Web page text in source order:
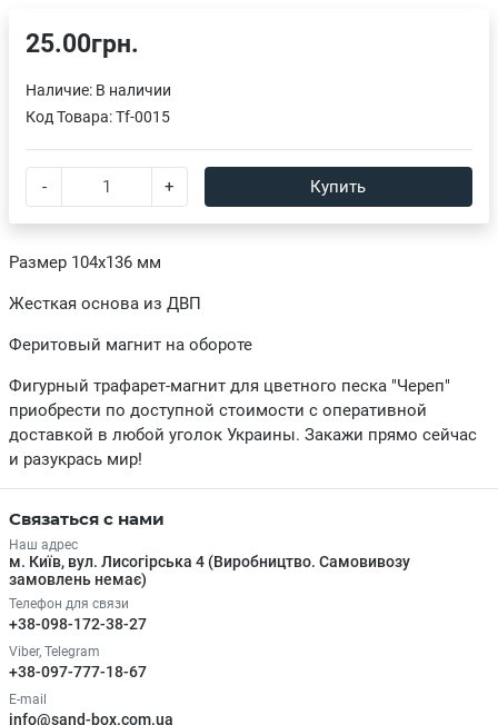
Размер 104х136 мм
Жесткая основа из ДВП
Феритовый магнит на обороте
Фигурный трафарет-магнит для цветного песка "Череп"
приобрести по доступной стоимости с оперативной
доставкой в любой уголок Украины. Закажи прямо сейчас
и разукрась мир!
25.00грн.
Наличие: В наличии
Код Товара:Tf-0015
- + Купить
Связаться с нами
Наш адрес
м. Київ, вул. Лисогірська 4 (Виробництво. Самовивозу
замовлень немає)
Телефон для связи
+38-098-172-38-27
Viber, Telegram
+38-097-777-18-67
E-mail
info@sand-box.com.ua